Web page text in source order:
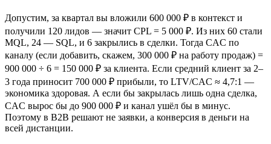
Допустим, за квартал вы вложили 600 000 ₽ в контекст и
получили 120 лидов — значит CPL = 5 000 ₽. Из них 60 стали
MQL, 24 — SQL, и 6 закрылись в сделки. Тогда CAC по
каналу (если добавить, скажем, 300 000 ₽ на работу продаж) =
900 000 ÷ 6 = 150 000 ₽ за клиента. Если средний клиент за 2–
3 года приносит 700 000 ₽ прибыли, то LTV/CAC ≈ 4,7:1 —
экономика здоровая. А если бы закрылась лишь одна сделка,
CAC вырос бы до 900 000 ₽ и канал ушёл бы в минус.
Поэтому в B2B решают не заявки, а конверсия в деньги на
всей дистанции.